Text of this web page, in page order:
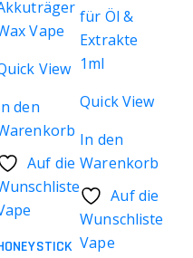
View
den
Auf die
Quick View
In den
Warenkorb
Auf die
Wunschliste
Vape